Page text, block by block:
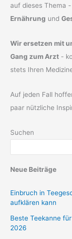
auf dieses Thema
Ernährung und
Wir ersetzen mit
Gang zum Arzt -
stets Ihren
Auf jeden Fall
paar nützliche
Suchen
Neue Beiträge
Einbruch in
aufklären kann
Beste Teekanne
2026